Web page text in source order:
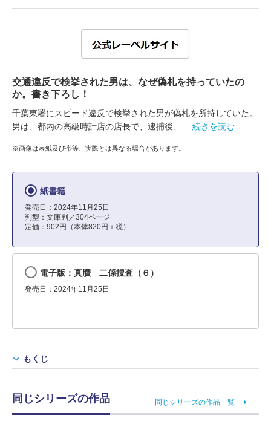
交通違反で検挙された男は、なぜ偽札を持っていたの
か。書き下ろし！
千葉東署にスピード違反で検挙された男が偽札を所持していた。
男は、都内の高級時計店の店長で、逮捕後、
…続きを読む
※画像は表紙及び帯等、実際とは異なる場合があります。
紙書籍
発売日：2024年11月25日
判型：文庫判／304ページ
定価：902円（本体820円＋税）
電子版：真贋 二係捜査（６）
発売日：2024年11月25日
もくじ
同じシリーズの作品 同じシリーズの作品一覧